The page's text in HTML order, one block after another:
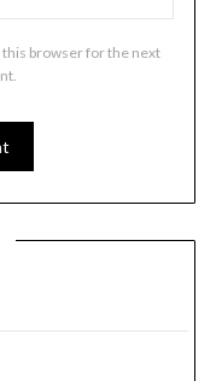
this browser for the next